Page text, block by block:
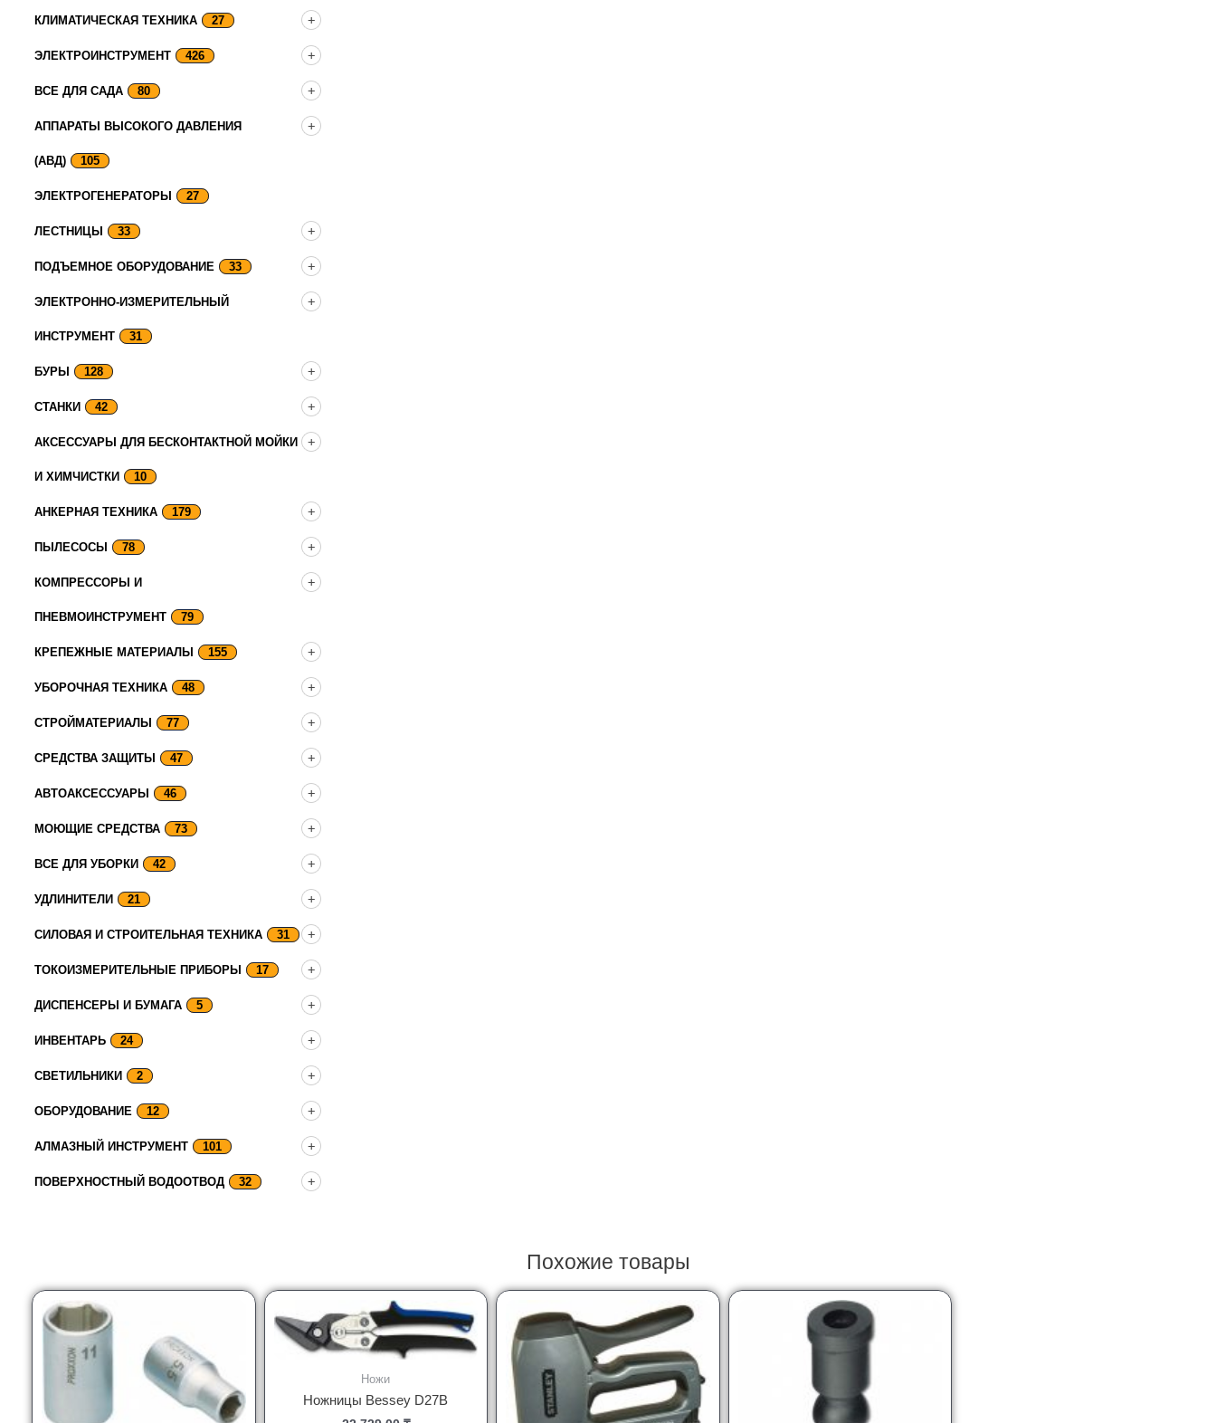
КЛИМАТИЧЕСКАЯ ТЕХНИКА 27
ЭЛЕКТРОИНСТРУМЕНТ 426
ВСЕ ДЛЯ САДА 80
АППАРАТЫ ВЫСОКОГО ДАВЛЕНИЯ
(АВД) 105
ЭЛЕКТРОГЕНЕРАТОРЫ 27
ЛЕСТНИЦЫ 33
ПОДЪЕМНОЕ ОБОРУДОВАНИЕ 33
ЭЛЕКТРОННО-ИЗМЕРИТЕЛЬНЫЙ
ИНСТРУМЕНТ 31
БУРЫ 128
СТАНКИ 42
АКСЕССУАРЫ ДЛЯ БЕСКОНТАКТНОЙ МОЙКИ
И ХИМЧИСТКИ 10
АНКЕРНАЯ ТЕХНИКА 179
ПЫЛЕСОСЫ 78
КОМПРЕССОРЫ И
ПНЕВМОИНСТРУМЕНТ 79
КРЕПЕЖНЫЕ МАТЕРИАЛЫ 155
УБОРОЧНАЯ ТЕХНИКА 48
СТРОЙМАТЕРИАЛЫ 77
СРЕДСТВА ЗАЩИТЫ 47
АВТОАКСЕССУАРЫ 46
МОЮЩИЕ СРЕДСТВА 73
ВСЕ ДЛЯ УБОРКИ 42
УДЛИНИТЕЛИ 21
СИЛОВАЯ И СТРОИТЕЛЬНАЯ ТЕХНИКА 31
ТОКОИЗМЕРИТЕЛЬНЫЕ ПРИБОРЫ 17
ДИСПЕНСЕРЫ И БУМАГА 5
ИНВЕНТАРЬ 24
СВЕТИЛЬНИКИ 2
ОБОРУДОВАНИЕ 12
АЛМАЗНЫЙ ИНСТРУМЕНТ 101
ПОВЕРХНОСТНЫЙ ВОДООТВОД 32
Похожие товары
Ножи
Ножницы Bessey D27B